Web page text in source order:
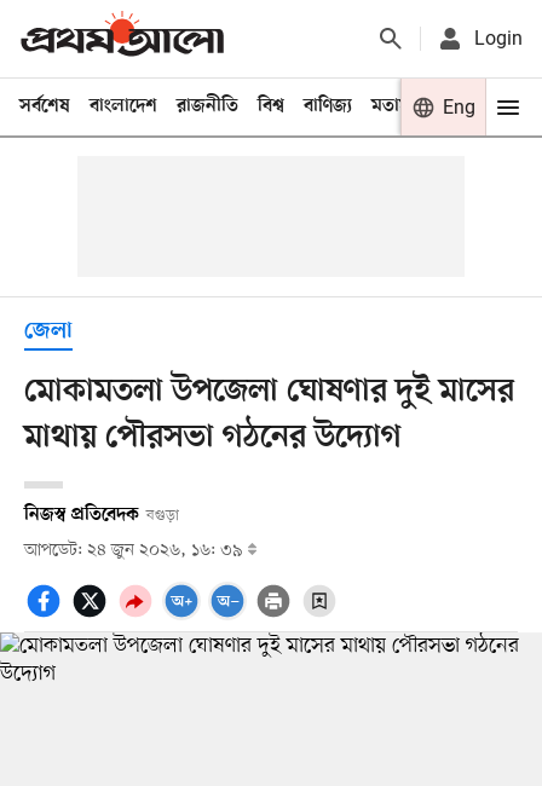
Login
সর্বশেষ বাংলাদেশ রাজনীতি বিশ্ব বাণিজ্য মতামত খেলা
Eng
জেলা
মোকামতলা উপজেলা ঘোষণার দুই মাসের
মাথায় পৌরসভা গঠনের উদ্যোগ
নিজস্ব প্রতিবেদক বগুড়া
আপডেট: ২৪ জুন ২০২৬, ১৬: ৩৯